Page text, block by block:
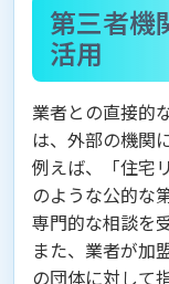
第三者機
活用
業者との直接的
は、外部の機関
例えば、「住宅
のような公的な
専門的な相談を
また、業者が加
の団体に対して